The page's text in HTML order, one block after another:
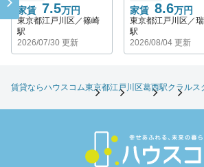
家賃 7.5万円
東京都江戸川区／篠崎
駅
2026/07/30 更新
家賃 8.6万円
東京都江戸川区／
駅
2026/08/04 更新
賃貸ならハウスコム東京都江戸川区葛西駅クラルス